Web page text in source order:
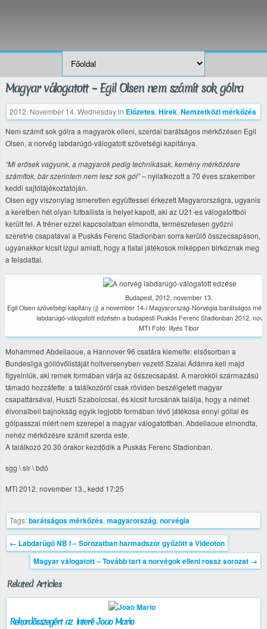
Magyar válogatott – Egil Olsen nem számít sok gólra
2012. November 14. Wednesdayin Előzetes, Hírek, Nemzetközi mérkőzés
Nem számít sok gólra a magyarok elleni, szerdai barátságos mérkőzésen Egil
Olsen, a norvég labdarúgó-válogatott szövetségi kapitánya.
“Mi erősek vagyunk, a magyarok pedig technikásak, kemény mérkőzésre
számítok, bár szerintem nem lesz sok gól”– nyilatkozott a 70 éves szakember
keddi sajtótájékoztatóján.
Olsen egy viszonylag ismeretlen együttessel érkezett Magyarországra, ugyanis
a keretben hét olyan futballista is helyet kapott, aki az U21-es válogatottból
került fel. A tréner ezzel kapcsolatban elmondta, természetesen győzni
szeretne csapatával a Puskás Ferenc Stadionban sorra kerülő összecsapáson,
ugyanakkor kicsit izgul amiatt, hogy a fiatal játékosok miképpen birkóznak meg
a feladattal.
Budapest, 2012. november 13.
Egil Olsen szövetségi kapitány (j) a november 14-i Magyarország-Norvégia barátságos
labdarúgó-válogatott edzésén a budapesti Puskás Ferenc Stadionban 2012.
MTI Fotó: Illyés Tibor
Mohammed Abdellaoue, a Hannover 96 csatára kiemelte: elsősorban a
Bundesliga góllövőlistáját holtversenyben vezető Szalai Ádámra kell majd
figyelniük, aki remek formában várja az összecsapást. A marokkói származású
támadó hozzátette: a találkozóról csak röviden beszélgetett magyar
csapattársával, Huszti Szabolccsal, és kicsit furcsának találja, hogy a német
élvonalbeli bajnokság egyik legjobb formában lévő játékosa ennyi góllal és
gólpasszal miért nem szerepel a magyar válogatottban. Abdellaoue elmondta,
nehéz mérkőzésre számít szerda este.
A találkozó 20.30 órakor kezdődik a Puskás Ferenc Stadionban.
sgg \ slr \ bdó
MTI 2012. november 13., kedd 17:25
Tags:barátságos mérkőzés, magyarország, norvégia
← Labdarúgó NB I – Sorozatban harmadszor győzött a Videoton
Magyar válogatott – Tovább tart a norvégok elleni rossz sorozat →
Related Articles
Rekordösszegért az Interé Joao Mario